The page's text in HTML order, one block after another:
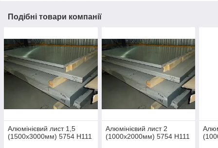
Подібні товари компанії
Алюмінієвий лист 1,5
(1500х3000мм) 5754 Н111
Алюмінієвий лист 2
(1000х2000мм) 5754 Н111